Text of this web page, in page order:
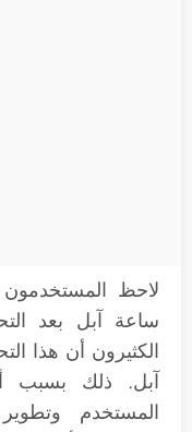
لاحظ
الكثيرون أن هذا
آبل. ذلك بسبب
المستخدم